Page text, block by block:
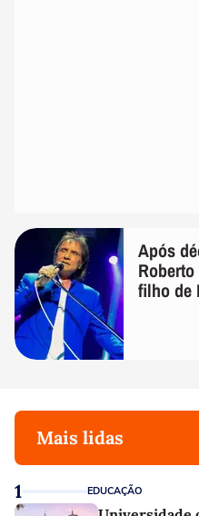
Após
filho de
Mais lidas
1 EDUCAÇÃO